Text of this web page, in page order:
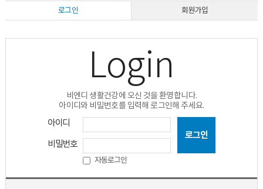
로그인 회원가입
Login
비엔디 생활건강에 오신 것을 환영합니다.
아이디와 비밀번호를 입력해 로그인해 주세요.
아이디
비밀번호
자동로그인